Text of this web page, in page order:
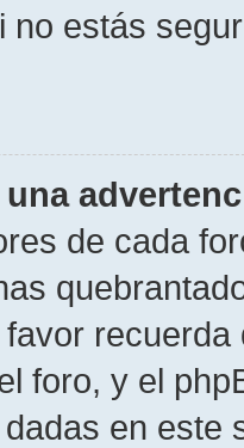
no estás
de cada
foro, y el
en este